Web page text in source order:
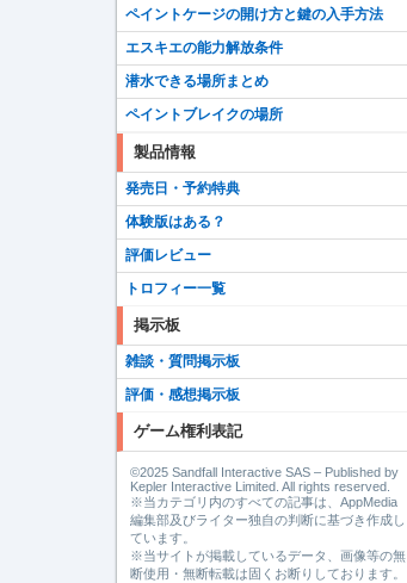
ペイントケージの開け方と鍵の入手方法
エスキエの能力解放条件
潜水できる場所まとめ
ペイントブレイクの場所
製品情報
発売日・予約特典
体験版はある？
評価レビュー
トロフィー一覧
掲示板
雑談・質問掲示板
評価・感想掲示板
ゲーム権利表記
©2025 Sandfall Interactive SAS – Published by
Kepler Interactive Limited. All rights reserved.
※当カテゴリ内のすべての記事は、AppMedia
編集部及びライター独自の判断に基づき作成し
ています。
※当サイトが掲載しているデータ、画像等の無
断使用・無断転載は固くお断りしております。